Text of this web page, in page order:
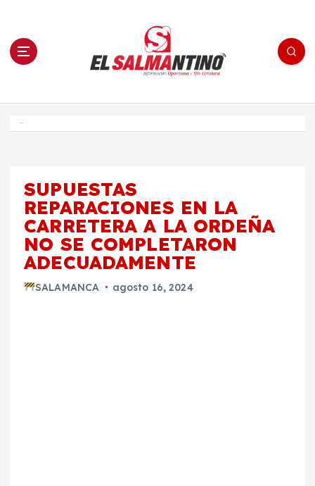
n El Salmantino - medios/noticias/editorial
SUPUESTAS
REPARACIONES EN LA
CARRETERA A LA ORDEÑA
NO SE COMPLETARON
ADECUADAMENTE
SALAMANCA agosto 16, 2024